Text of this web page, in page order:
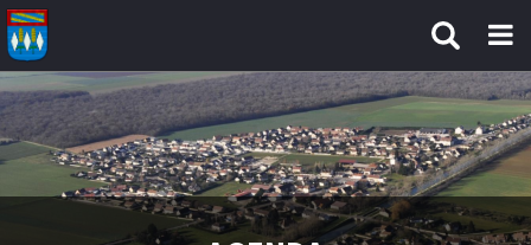
Aller au contenu principal